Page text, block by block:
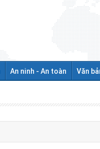
An ninh - An toàn Văn